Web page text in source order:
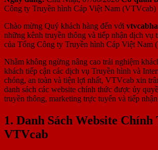
Công ty Truyền hình Cáp Việt Nam (VTVcab)
Chào mừng Quý khách hàng đến với
những kênh truyền thông và tiếp nhận dịch vụ
của Tổng Công ty Truyền hình Cáp Việt Nam
Nhằm không ngừng nâng cao trải nghiệm
khách tiếp cận các dịch vụ Truyền hình và
chóng, an toàn và tiện lợi nhất, VTVcab xin
danh sách các website chính thức được ủy
truyền thông, marketing trực tuyến và tiếp
1. Danh Sách Website Chính
VTVcab